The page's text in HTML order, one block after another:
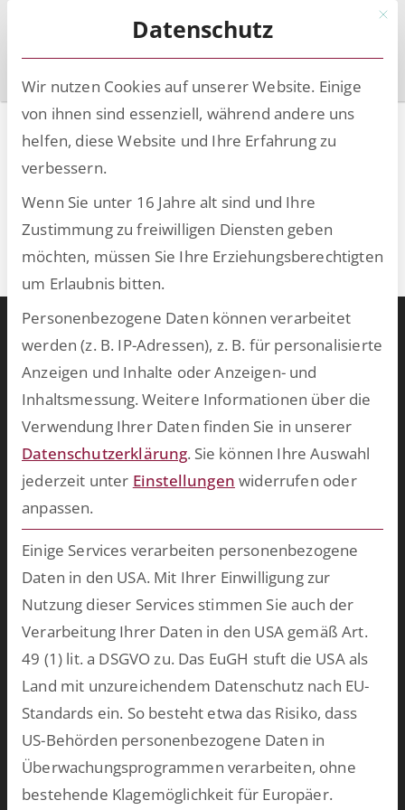
Passwort zurücksetzen
Warum ESCRIBA?
ESCRIBA steht für 25 Jahre gelebte Digitalisierung in Unternehmen.
Unser Herz schlägt für digitale Prozesse und skalierbare
Technologien, die wir auf unserer eigenen No- und Low-Code-
Plattform entwickeln. Damit schaffen wir in kurzer Zeit
bahnbrechende Ergebnisse und bringen Ihre Softwarewelt auf
Vordermann. Wählen Sie aus unserem breiten Spektrum an
vorkonfektionierten Lösungen oder lassen Sie uns
maßgeschneiderte Software für Ihren persönlichen Einsatzzweck
entwickeln. mehr >>
Zukünftig mehr über ESCRIBA erfahren?
Einfach hier für unseren E-Mail Verteiler anmelden.
Ich habe die Hinweise zumDatenschutzzur Kenntnis
genommen.*
Mit
Datenschutz
Wir nutzen Cookies auf unserer Website. Einige
von ihnen sind essenziell, während andere uns
helfen, diese Website und Ihre Erfahrung zu
verbessern.
Wenn Sie unter 16 Jahre alt sind und Ihre
Zustimmung zu freiwilligen Diensten geben
möchten, müssen Sie Ihre Erziehungsberechtigten
um Erlaubnis bitten.
Personenbezogene Daten können verarbeitet
werden (z. B. IP-Adressen), z. B. für personalisierte
Anzeigen und Inhalte oder Anzeigen- und
Inhaltsmessung. Weitere Informationen über die
Verwendung Ihrer Daten finden Sie in unserer
Datenschutzerklärung. Sie können Ihre Auswahl
jederzeit unter Einstellungen widerrufen oder
anpassen.
Einige Services verarbeiten personenbezogene
Daten in den USA. Mit Ihrer Einwilligung zur
Nutzung dieser Services stimmen Sie auch der
Verarbeitung Ihrer Daten in den USA gemäß Art.
49 (1) lit. a DSGVO zu. Das EuGH stuft die USA als
Land mit unzureichendem Datenschutz nach EU-
Standards ein. So besteht etwa das Risiko, dass
US-Behörden personenbezogene Daten in
Überwachungsprogrammen verarbeiten, ohne
bestehende Klagemöglichkeit für Europäer.